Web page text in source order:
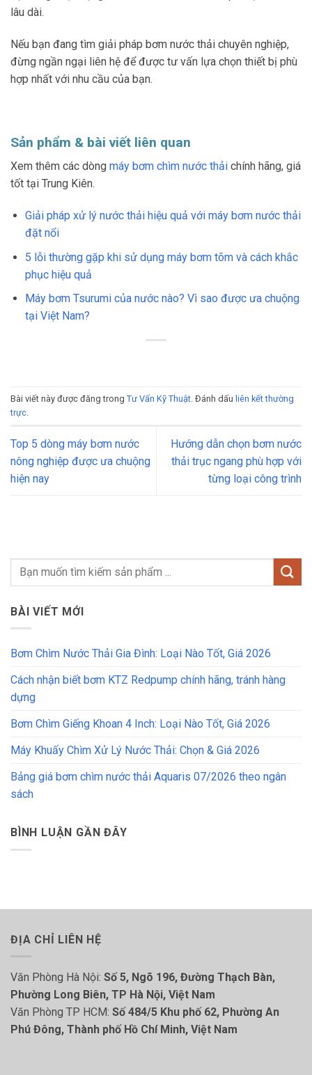
lâu dài.
Nếu bạn đang tìm giải pháp bơm nước thải chuyên nghiệp,
đừng ngần ngại liên hệ để được tư vấn lựa chọn thiết bị phù
hợp nhất với nhu cầu của bạn.
Sản phẩm & bài viết liên quan
Xem thêm các dòng máy bơm chìm nước thải chính hãng, giá
tốt tại Trung Kiên.
Giải pháp xử lý nước thải hiệu quả với máy bơm nước thải
đặt nổi
5 lỗi thường gặp khi sử dụng máy bơm tõm và cách khắc
phục hiệu quả
Máy bơm Tsurumi của nước nào? Vì sao được ưa chuộng
tại Việt Nam?
Bài viết này được đăng trong Tư Vấn Kỹ Thuật . Đánh dấu liên kết thường
trực
Top 5 dòng máy bơm nước
nông nghiệp được ưa chuộng
hiện nay
Hướng dẫn chọn bơm nước
thải trục ngang phù hợp với
từng loại công trình
BÀI VIẾT MỚI
Bơm Chìm Nước Thải Gia Đình: Loại Nào Tốt, Giá 2026
Cách nhận biết bơm KTZ Redpump chính hãng, tránh hàng
dựng
Bơm Chìm Giếng Khoan 4 Inch: Loại Nào Tốt, Giá 2026
Máy Khuấy Chìm Xử Lý Nước Thải: Chọn & Giá 2026
Bảng giá bơm chìm nước thải Aquaris 07/2026 theo ngân
sách
BÌNH LUẬN GẦN ĐÂY
ĐỊA CHỈ LIÊN HỆ
Văn Phòng Hà Nội: Số 5, Ngõ 196, Đường Thạch Bàn,
Phường Long Biên, TP Hà Nội, Việt Nam
Văn Phòng TP HCM: Số 484/5 Khu phố 62, Phường An
Phú Đông, Thành phố Hồ Chí Minh, Việt Nam